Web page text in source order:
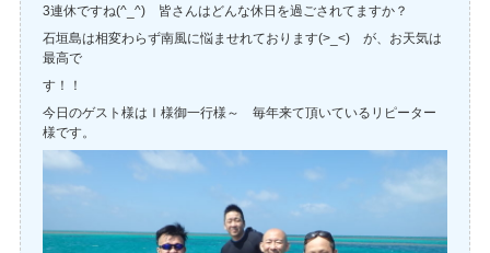
3連休ですね(^_^) 皆さんはどんな休日を過ごされてますか？
石垣島は相変わらず南風に悩ませれております(>_<) が、お天気は
最高で
す！！
今日のゲスト様はＩ様御一行様～ 毎年来て頂いているリピーター
様です。